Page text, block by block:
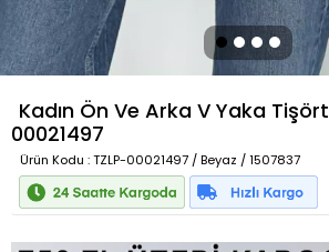
Kadın Ön Ve Arka V Yaka Tişört
00021497
Ürün Kodu : TZLP-00021497 / Beyaz / 1507837